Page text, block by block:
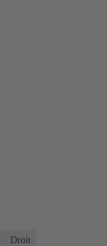
Droit